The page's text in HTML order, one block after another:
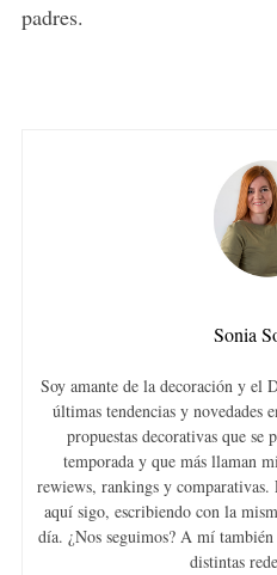
padres.
Sonia
Soy amante de la decoración y el
últimas tendencias y novedades
propuestas decorativas que se
temporada y que más llaman
rewiews, rankings y
aquí sigo, escribiendo con la
día. ¿Nos seguimos? A mí
distintas